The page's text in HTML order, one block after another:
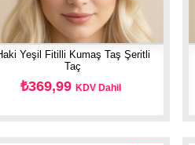
Yeşil Fitilli Kumaş Taş Şeritli
Taç
₺369,99KDV Dahil